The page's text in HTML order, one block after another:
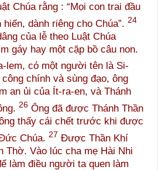
Chúa rằng : “Mọi con trai đầu
dành riêng cho Chúa”.24
của lễ theo Luật Chúa
gáy hay một cặp bồ câu non.
lem, có một người tên là Si-
chính và sùng đạo, ông
an ủi của Ít-ra-en, và Thánh
26 Ông đã được Thánh Thần
thấy cái chết trước khi được
Chúa.27 Được Thần Khí
Thờ. Vào lúc cha mẹ Hài Nhi
làm điều người ta quen làm